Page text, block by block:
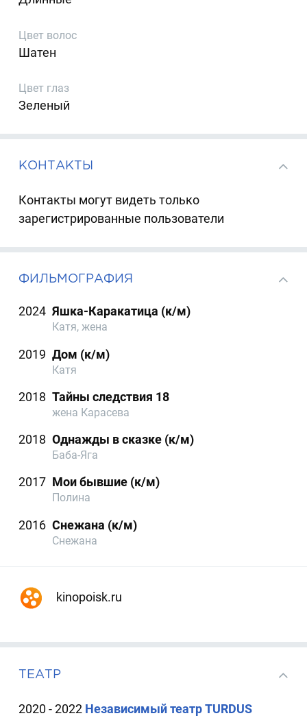
Цвет волос
Шатен
Цвет глаз
Зеленый
КОНТАКТЫ
Контакты могут видеть только
зарегистрированные пользователи
ФИЛЬМОГРАФИЯ
2024 Яшка-Каракатица (к/м)
Катя, жена
2019 Дом (к/м)
Катя
2018 Тайны следствия 18
жена Карасева
2018 Однажды в сказке (к/м)
Баба-Яга
2017 Мои бывшие (к/м)
Полина
2016 Снежана (к/м)
Снежана
kinopoisk.ru
ТЕАТР
2020 - 2022 Независимый театр TURDUS